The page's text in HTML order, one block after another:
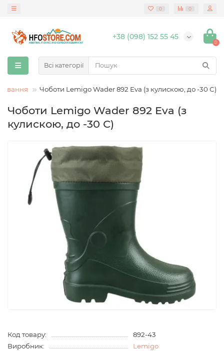
0 0
+38 (098) 152 55 45
0
Всі категорії
Чоботи Lemigo Wader 892 Eva (з кулискою, до -30 С)
Чоботи Lemigo Wader 892 Eva (з
кулискою, до -30 С)
Код товару:
892-43
Виробник:
Lemigo